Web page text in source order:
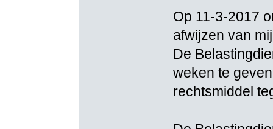
Op 11-3-2017
afwijzen van
De
weken te
rechtsmiddel